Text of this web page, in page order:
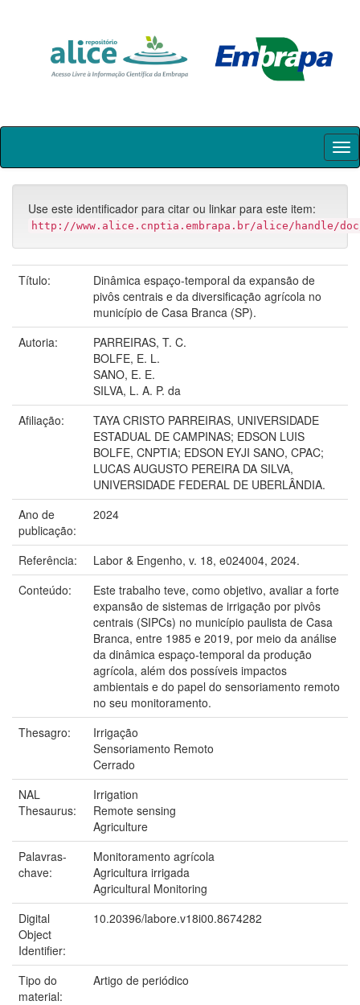
Skip
Use este identificador para citar ou linkar para este item:
http://www.alice.cnptia.embrapa.br/alice/handle/doc/
Título:
Dinâmica espaço-temporal da expansão de
pivôs centrais e da diversificação agrícola no
município de Casa Branca (SP).
Autoria:
PARREIRAS, T. C.
BOLFE, E. L.
SANO, E. E.
SILVA, L. A. P. da
Afiliação:
TAYA CRISTO PARREIRAS, UNIVERSIDADE
ESTADUAL DE CAMPINAS; EDSON LUIS
BOLFE, CNPTIA; EDSON EYJI SANO, CPAC;
LUCAS AUGUSTO PEREIRA DA SILVA,
UNIVERSIDADE FEDERAL DE UBERLÂNDIA.
Ano de
publicação:
2024
Referência:
Labor & Engenho, v. 18, e024004, 2024.
Conteúdo:
Este trabalho teve, como objetivo, avaliar a forte
expansão de sistemas de irrigação por pivôs
centrais (SIPCs) no município paulista de Casa
Branca, entre 1985 e 2019, por meio da análise
da dinâmica espaço-temporal da produção
agrícola, além dos possíveis impactos
ambientais e do papel do sensoriamento remoto
no seu monitoramento.
Thesagro:
Irrigação
Sensoriamento Remoto
Cerrado
NAL
Thesaurus:
Irrigation
Remote sensing
Agriculture
Palavras-
chave:
Monitoramento agrícola
Agricultura irrigada
Agricultural Monitoring
Digital
Object
Identifier:
10.20396/labore.v18i00.8674282
Tipo do
material:
Artigo de periódico